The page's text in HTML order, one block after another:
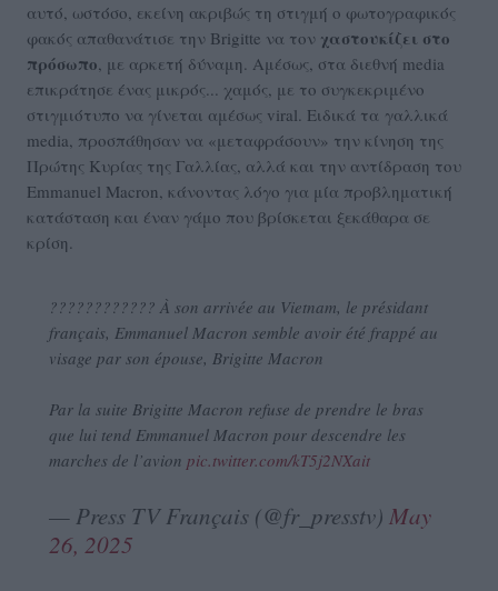
αυτό, ωστόσο, εκείνη ακριβώς τη στιγμή ο φωτογραφικός
φακός απαθανάτισε την Brigitte να τον χαστουκίζει στο
πρόσωπο, με αρκετή δύναμη. Αμέσως, στα διεθνή media
επικράτησε ένας μικρός... χαμός, με το συγκεκριμένο
στιγμιότυπο να γίνεται αμέσως viral. Ειδικά τα γαλλικά
media, προσπάθησαν να «μεταφράσουν» την κίνηση της
Πρώτης Κυρίας της Γαλλίας, αλλά και την αντίδραση του
Emmanuel Macron, κάνοντας λόγο για μία προβληματική
κατάσταση και έναν γάμο που βρίσκεται ξεκάθαρα σε
κρίση.
???????????? À son arrivée au Vietnam, le présidant
français, Emmanuel Macron semble avoir été frappé au
visage par son épouse, Brigitte Macron
Par la suite Brigitte Macron refuse de prendre le bras
que lui tend Emmanuel Macron pour descendre les
marches de l’avion pic.twitter.com/kT5j2NXait
— Press TV Français (@fr_presstv) May
26, 2025